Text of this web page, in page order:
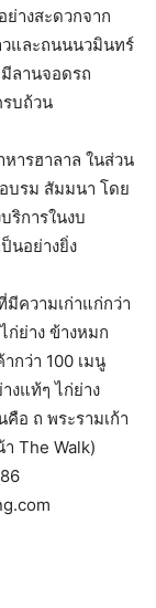
างสะดวกจาก
และถนนนวมินทร์
ลานจอดรถ
บถ้วน
ารฮาลาล ในส่วน
บรม สัมมนา โดย
ริการในงบ
นอย่างยิ่ง
ความเก่าแก่กว่า
ก่ย่าง ข้างหมก
กว่า 100 เมนู
งแท้ๆ ไก่ย่าง
อ ถ พระรามเก้า
The Walk)